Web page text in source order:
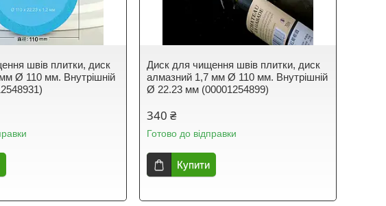
швів плитки, диск
Ø 110 мм. Внутрішній
Диск для чищення швів плитки, диск
алмазний 1,7 мм Ø 110 мм. Внутрішній
Ø 22.23 мм (00001254899)
340 ₴
Готово до відправки
Купити